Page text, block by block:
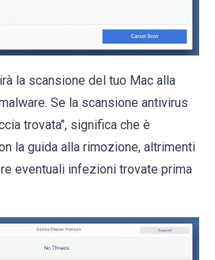
la scansione del tuo Mac alla
Se la scansione antivirus
trovata", significa che è
la guida alla rimozione, altrimenti
eventuali infezioni trovate prima